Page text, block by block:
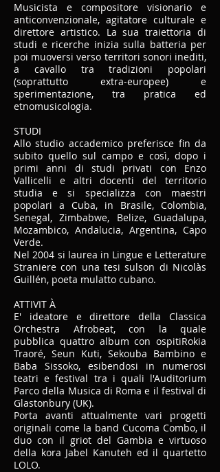
Musicista e compositore visionario e
anticonvenzionale, agitatore culturale e
direttore artistico. La sua traiettoria di
studi e ricerche inizia sulla batteria per
poi muoversi verso territori sonori inediti,
a cavallo tra tradizioni popolari
(soprattutto extra-europee) e
sperimentazione, tra pratica ed
etnomusicologia.
STUDI
Allo studio accademico preferisce fin da
subito quello sul campo e così, dopo i
primi anni di studi privati con Enzo
Vallicelli e altri docenti del territorio
studia e si specializza con maestri
popolari a Cuba, in Brasile, Colombia,
Senegal, Zimbabwe, Belize, Guadalupa,
Mozambico, Andalucia, Argentina, Capo
Verde.
Nel 2004 si laurea in Lingue e Letterature
Straniere con una tesi sulson di Nicolàs
Guillén, poeta mulatto cubano.
ATTIVIT À
E' ideatore e direttore della Classica
Orchestra Afrobeat, con la quale
pubblica quattro album con ospitiRokia
Traoré, Seun Kuti, Sekouba Bambino e
Baba Sissoko, esibendosi in numerosi
teatri e festival tra i quali l'Auditorium
Parco della Musica di Roma e il festival di
Glastonbury (UK).
Porta avanti attualmente vari progetti
originali come la band Cucoma Combo, il
duo con il griot del Gambia e virtuoso
della kora Jabel Kanuteh ed il quartetto
LOLO.